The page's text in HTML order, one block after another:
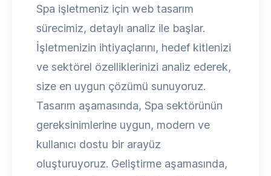
Spa işletmeniz için web tasarım
sürecimiz, detaylı analiz ile başlar.
İşletmenizin ihtiyaçlarını, hedef kitlenizi
ve sektörel özelliklerinizi analiz ederek,
size en uygun çözümü sunuyoruz.
Tasarım aşamasında, Spa sektörünün
gereksinimlerine uygun, modern ve
kullanıcı dostu bir arayüz
oluşturuyoruz. Geliştirme aşamasında,